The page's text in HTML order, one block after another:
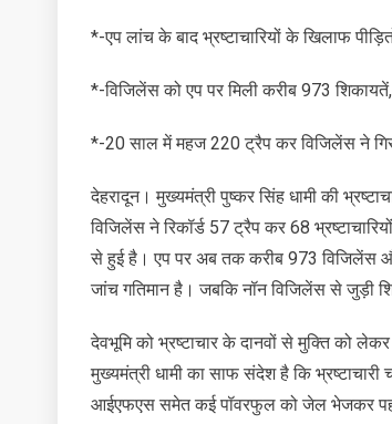
*-एप लांच के बाद भ्रष्टाचारियों के खिलाफ
*-विजिलेंस को एप पर मिली करीब 973
*-20 साल में महज 220 ट्रैप कर विजिलेंस ने
देहरादून। मुख्यमंत्री पुष्कर सिंह धामी की
विजिलेंस ने रिकॉर्ड 57 ट्रैप कर 68
से हुई है। एप पर अब तक करीब 973 विजिलेंस
जांच गतिमान है। जबकि नॉन विजिलेंस से जुड़ी
देवभूमि को भ्रष्टाचार के दानवों से मुक्ति को
मुख्यमंत्री धामी का साफ संदेश है कि
आईएफएस समेत कई पॉवरफुल को जेल भेजकर पहले